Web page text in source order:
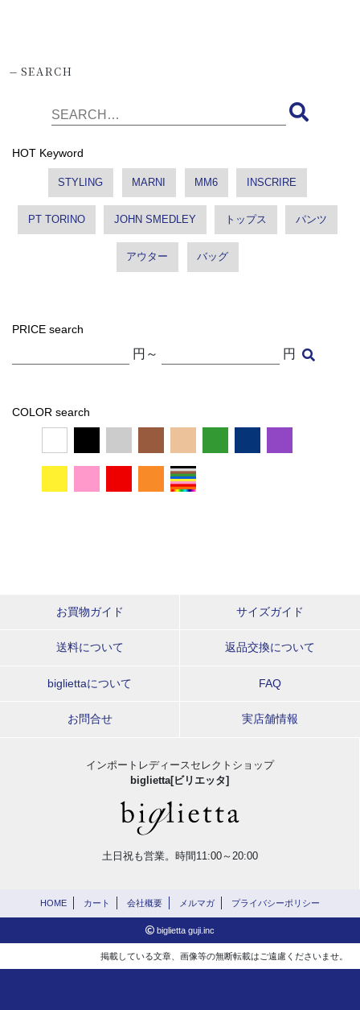
-SEARCH
HOT Keyword
STYLING MARNI MM6 INSCRIRE
PT TORINO JOHN SMEDLEY トップス パンツ
アウター バッグ
PRICE search
円～ 円
COLOR search
お買物ガイド サイズガイド
送料について 返品交換について
bigliettaについて FAQ
お問合せ 実店舗情報
インポートレディースセレクトショップ
biglietta[ビリエッタ]
土日祝も営業。時間11:00～20:00
HOME カート 会社概要 メルマガ プライバシーポリシー
biglietta guji.inc
掲載している文章、画像等の無断転載はご遠慮くださいませ。